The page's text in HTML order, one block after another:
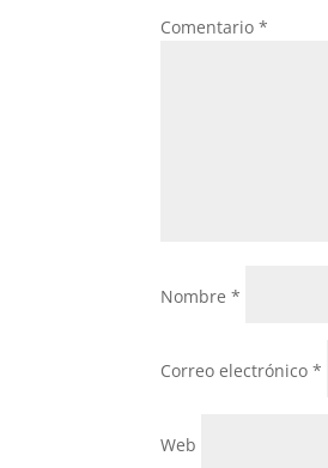
Comentario*
Nombre*
Correo electrónico*
Web